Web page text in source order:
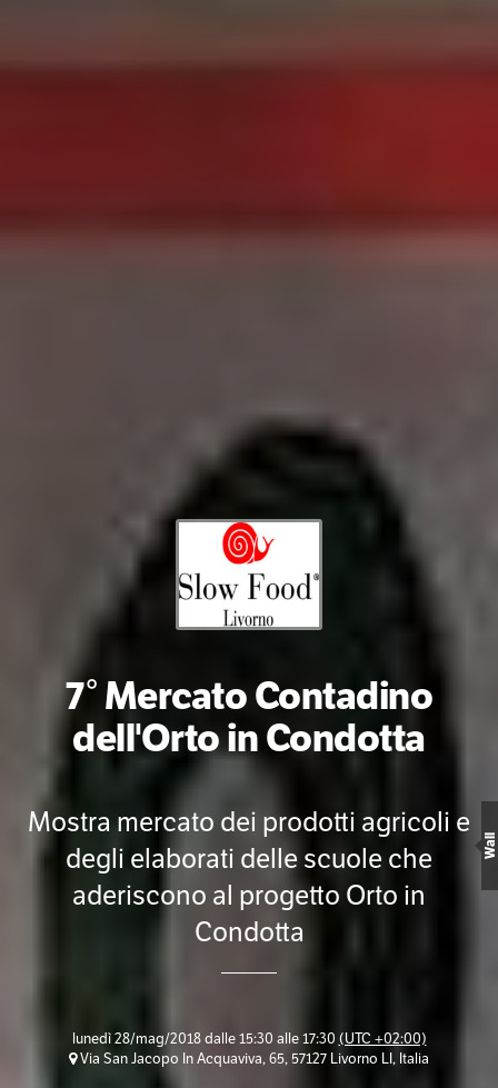
7° Mercato Contadino
dell'Orto in Condotta
Mostra mercato dei prodotti agricoli e
degli elaborati delle scuole che
aderiscono al progetto Orto in
Condotta
lunedì 28/mag/2018 dalle 15:30 alle 17:30 (UTC +02:00)
Via San Jacopo In Acquaviva, 65, 57127 Livorno LI, Italia
Wall